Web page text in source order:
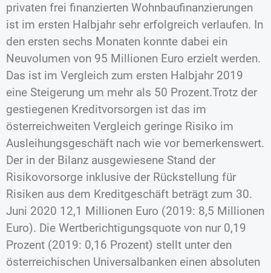
privaten frei finanzierten Wohnbaufinanzierungen
ist im ersten Halbjahr sehr erfolgreich verlaufen. In
den ersten sechs Monaten konnte dabei ein
Neuvolumen von 95 Millionen Euro erzielt werden.
Das ist im Vergleich zum ersten Halbjahr 2019
eine Steigerung um mehr als 50 Prozent.Trotz der
gestiegenen Kreditvorsorgen ist das im
österreichweiten Vergleich geringe Risiko im
Ausleihungsgeschäft nach wie vor bemerkenswert.
Der in der Bilanz ausgewiesene Stand der
Risikovorsorge inklusive der Rückstellung für
Risiken aus dem Kreditgeschäft beträgt zum 30.
Juni 2020 12,1 Millionen Euro (2019: 8,5 Millionen
Euro). Die Wertberichtigungsquote von nur 0,19
Prozent (2019: 0,16 Prozent) stellt unter den
österreichischen Universalbanken einen absoluten